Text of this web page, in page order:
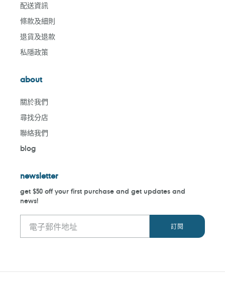
配送資訊
條款及細則
退貨及退款
私隱政策
about
關於我們
尋找分店
聯絡我們
blog
newsletter
get $50 off your first purchase and get updates and
news!